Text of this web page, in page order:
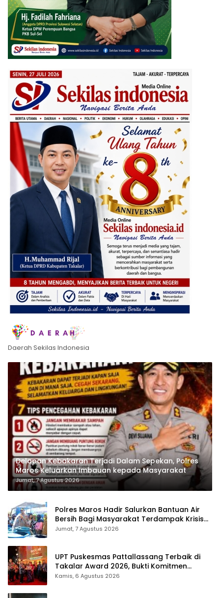
Daerah Sekilas Indonesia
Delapan Kebakaran Terjadi Dalam Sepekan, Polres
Maros Keluarkan Imbauan kepada Masyarakat
Jumat, 7 Agustus 2026
Polres Maros Hadir Salurkan Bantuan Air
Bersih Bagi Masyarakat Terdampak Krisis
Air Bersih Di Maros
Jumat, 7 Agustus 2026
UPT Puskesmas Pattallassang Terbaik di
Takalar Award 2026, Bukti Komitmen
Hadirkan Pelayanan Kesehatan Berkualitas
Kamis, 6 Agustus 2026